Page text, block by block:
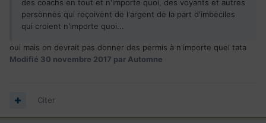
des coachs en tout et n'importe quoi, des voyants et autres
personnes qui reçoivent de l'argent de la part d'imbeciles
qui croient n'importe quoi...
oui mais on devrait pas donner des permis à n'importe quel tata
Modifié 30 novembre 2017 par Automne
Citer